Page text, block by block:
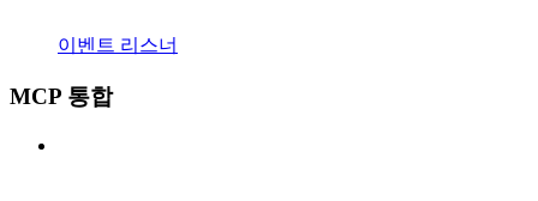
이벤트 리스너
MCP 통합